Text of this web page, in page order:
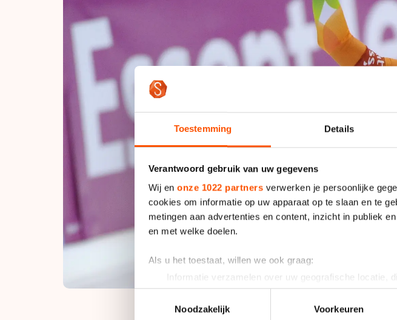
Toestemming Details
Verantwoord gebruik van uw gegevens
Wij en onze 1022 partners verwerken je persoonlijke
cookies om informatie op uw apparaat op te slaan en te
metingen aan advertenties en content, inzicht in publiek
en met welke doelen.
Als u het toestaat, willen we ook graag:
Informatie verzamelen over uw geografische locatie,
Uw apparaat identificeren door het actief te scannen
Lees meer over hoe uw persoonlijke gegevens worden
Noodzakelijk
Voorkeuren